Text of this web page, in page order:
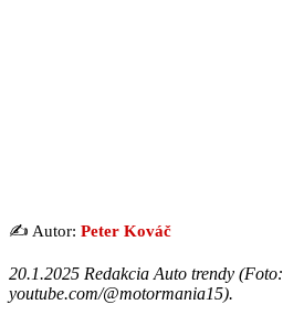
✍️ Autor: Peter Kováč
20.1.2025 Redakcia Auto trendy (Foto:
youtube.com/@motormania15).